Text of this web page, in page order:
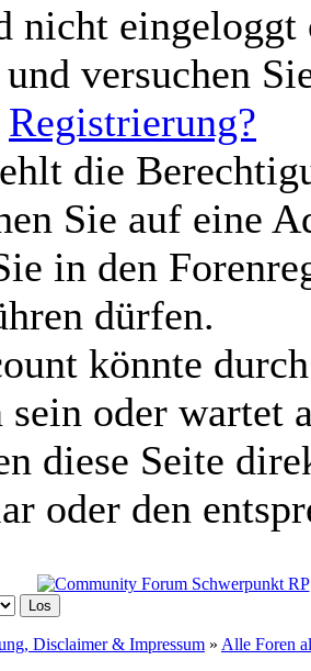
nicht
versuchen
Registrierung?
die
Sie auf eine
in den
dürfen.
könnte
sein oder wartet
diese Seite
oder den
Disclaimer & Impressum » Alle Foren